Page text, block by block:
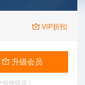
VIP折扣
升级会员
接错误！